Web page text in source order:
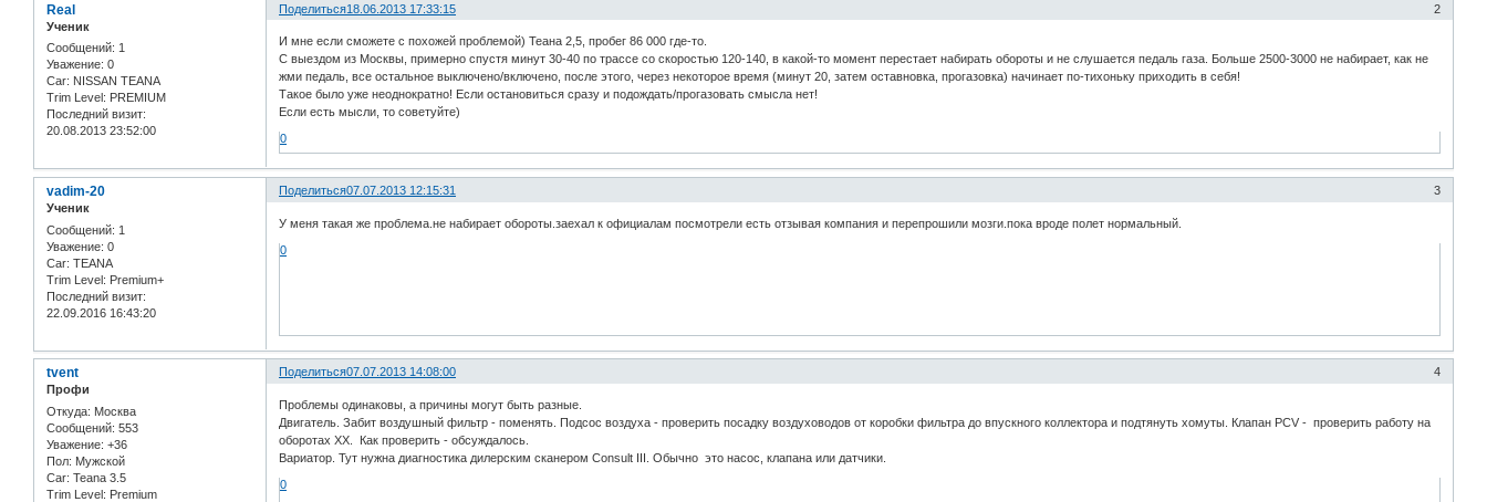
Поделиться 2
18.06.2013 17:33:15
Real
Ученик
Сообщений: 1
Уважение: 0
Car: NISSAN TEANA
Trim Level: PREMIUM
Последний визит:
20.08.2013 23:52:00
И мне если сможете с похожей проблемой) Теана 2,5, пробег 86 000 где-то.
С выездом из Москвы, примерно спустя минут 30-40 по трассе со скоростью 120-140, в какой-то момент перестает набирать обороты и не слушается педаль газа. Больше 2500-3000 не набирает, как не
жми педаль, все остальное выключено/включено, после этого, через некоторое время (минут 20, затем оставновка, прогазовка) начинает по-тихоньку приходить в себя!
Такое было уже неоднократно! Если остановиться сразу и подождать/прогазовать смысла нет!
Если есть мысли, то советуйте)
0
Поделиться 3
07.07.2013 12:15:31
vadim-20
Ученик
Сообщений: 1
Уважение: 0
Car: TEANA
Trim Level: Premium+
Последний визит:
22.09.2016 16:43:20
У меня такая же проблема.не набирает обороты.заехал к официалам посмотрели есть отзывая компания и перепрошили мозги.пока вроде полет нормальный.
0
Поделиться 4
07.07.2013 14:08:00
tvent
Профи
Откуда: Москва
Сообщений: 553
Уважение: +36
Пол: Мужской
Car: Teana 3.5
Trim Level: Premium
Проблемы одинаковы, а причины могут быть разные.
Двигатель. Забит воздушный фильтр - поменять. Подсос воздуха - проверить посадку воздуховодов от коробки фильтра до впускного коллектора и подтянуть хомуты. Клапан PCV - проверить работу на
оборотах ХХ. Как проверить - обсуждалось.
Вариатор. Тут нужна диагностика дилерским сканером Consult III. Обычно это насос, клапана или датчики.
0